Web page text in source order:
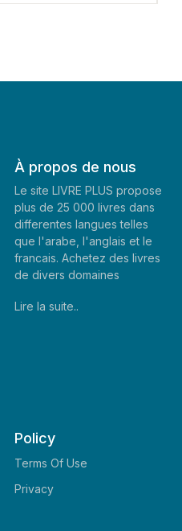
À propos de nous
Le site LIVRE PLUS propose
plus de 25 000 livres dans
differentes langues telles
que l'arabe, l'anglais et le
francais. Achetez des livres
de divers domaines
Lire la suite..
Policy
Terms Of Use
Privacy